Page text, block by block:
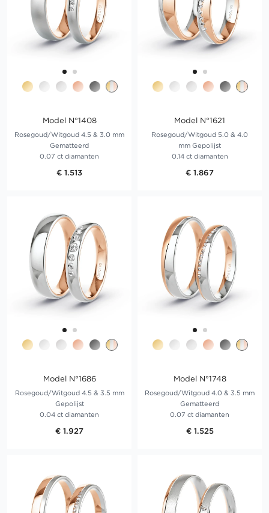
Model N°1408
Rosegoud/Witgoud 4.5 & 3.0 mm
Gematteerd
0.07 ct diamanten
€ 1.513
Model N°1621
Rosegoud/Witgoud 5.0 & 4.0
mm Gepolijst
0.14 ct diamanten
€ 1.867
Model N°1686
Rosegoud/Witgoud 4.5 & 3.5 mm
Gepolijst
0.04 ct diamanten
€ 1.927
Model N°1748
Rosegoud/Witgoud 4.0 & 3.5 mm
Gematteerd
0.07 ct diamanten
€ 1.525